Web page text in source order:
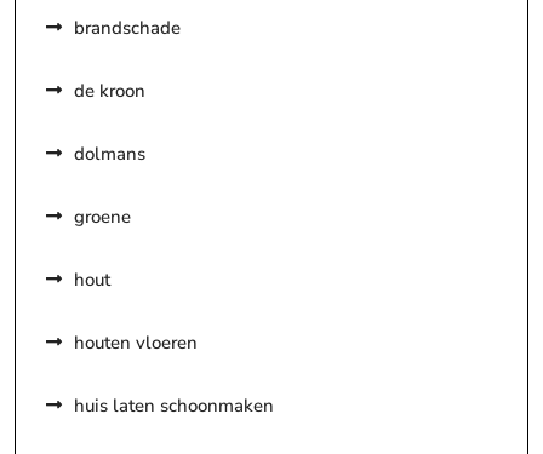
brandschade
de kroon
dolmans
groene
hout
houten vloeren
huis laten schoonmaken